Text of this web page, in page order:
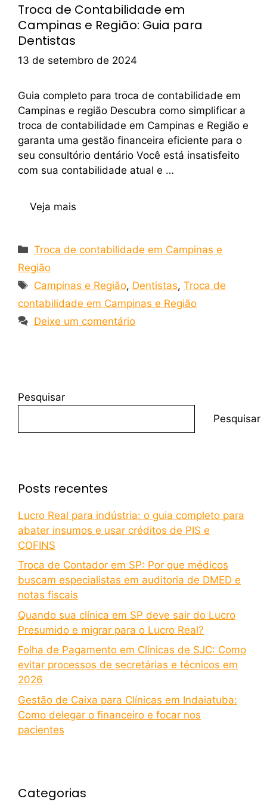
Troca de Contabilidade em
Campinas e Região: Guia para
Dentistas
13 de setembro de 2024
Guia completo para troca de contabilidade em
Campinas e região Descubra como simplificar a
troca de contabilidade em Campinas e Região e
garanta uma gestão financeira eficiente para o
seu consultório dentário Você está insatisfeito
com sua contabilidade atual e …
Veja mais
Troca de contabilidade em Campinas e
Região
Campinas e Região, Dentistas,Troca de
contabilidade em Campinas e Região
Deixe um comentário
Pesquisar
Pesquisar
Posts recentes
Lucro Real para indústria: o guia completo para
abater insumos e usar créditos de PIS e
COFINS
Troca de Contador em SP: Por que médicos
buscam especialistas em auditoria de DMED e
notas fiscais
Quando sua clínica em SP deve sair do Lucro
Presumido e migrar para o Lucro Real?
Folha de Pagamento em Clínicas de SJC: Como
evitar processos de secretárias e técnicos em
2026
Gestão de Caixa para Clínicas em Indaiatuba:
Como delegar o financeiro e focar nos
pacientes
Categorias